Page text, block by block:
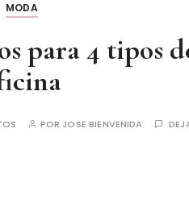
MODA
para 4 tipos
POR JOSE BIENVENIDA